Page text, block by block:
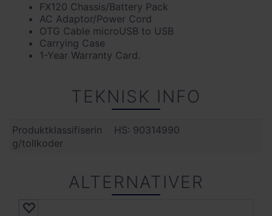
FX120 Chassis/Battery Pack
AC Adaptor/Power Cord
OTG Cable microUSB to USB
Carrying Case
1-Year Warranty Card.
TEKNISK INFO
Produktklassifiserin
g/tollkoder
HS: 90314990
ALTERNATIVER